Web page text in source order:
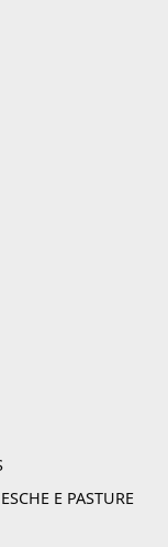
E PASTURE